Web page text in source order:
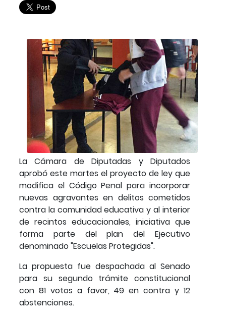
La Cámara de Diputadas y Diputados
aprobó este martes el proyecto de ley que
modifica el Código Penal para incorporar
nuevas agravantes en delitos cometidos
contra la comunidad educativa y al interior
de recintos educacionales, iniciativa que
forma parte del plan del Ejecutivo
denominado "Escuelas Protegidas".
La propuesta fue despachada al Senado
para su segundo trámite constitucional
con 81 votos a favor, 49 en contra y 12
abstenciones.